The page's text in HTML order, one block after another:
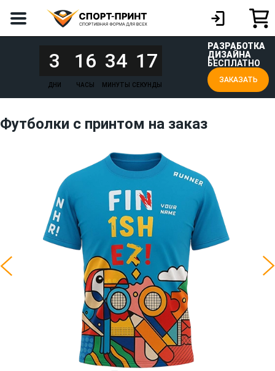
3
ДНИ
16
ЧАСЫ
34
МИНУТЫ
17
СЕКУНДЫ
РАЗРАБОТКА
ДИЗАЙНА
БЕСПЛАТНО
ЗАКАЗАТЬ
Футболки с принтом на заказ